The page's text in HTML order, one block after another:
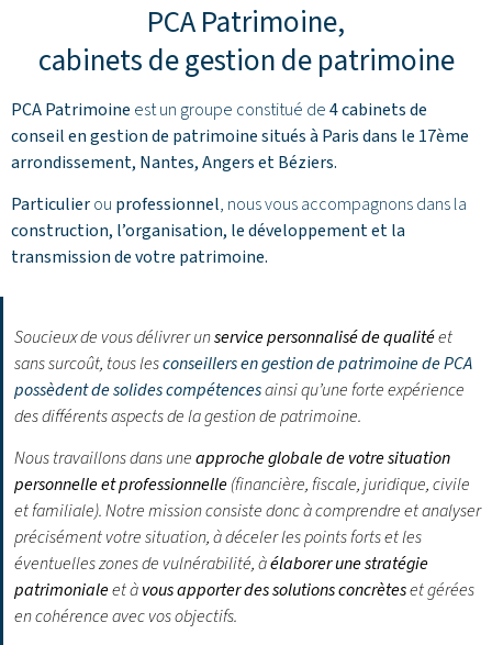
PCA Patrimoine,
cabinets de gestion de patrimoine
PCA Patrimoine est un groupe constitué de4 cabinets de
conseil en gestion de patrimoine situés à Paris dans le 17ème
arrondissement, Nantes,AngersetBéziers.
Particulierou professionnel, nous vous accompagnons dans la
construction, l’organisation, le développement et la
transmission de votre patrimoine.
Soucieux de vous délivrer unservice personnalisé de qualitéet
sans surcoût, tous lesconseillers en gestion de patrimoine de PCA
possèdent de solides compétencesainsi qu’une forte expérience
des différents aspects de la gestion de patrimoine.
Nous travaillons dans uneapproche globale de votre situation
personnelle et professionnelle(financière, fiscale, juridique, civile
et familiale). Notre mission consiste donc à comprendre et analyser
précisément votre situation, à déceler les points forts et les
éventuelles zones de vulnérabilité, àélaborer une stratégie
patrimonialeet àvous apporter des solutions concrèteset gérées
en cohérence avec vos objectifs.